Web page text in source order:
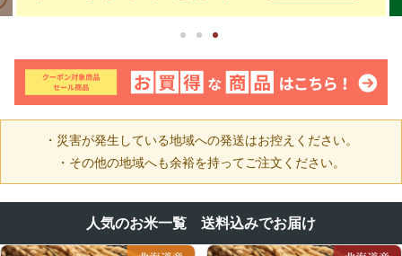
・災害が発生している地域への発送はお控えください。
・その他の地域へも余裕を持ってご注文ください。
人気のお米一覧 送料込みでお届け